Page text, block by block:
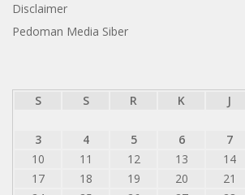
Disclaimer
Pedoman Media Siber
S
S R K J
3
4 5 6 7
10
11 12 13 14
17
18 19 20 21